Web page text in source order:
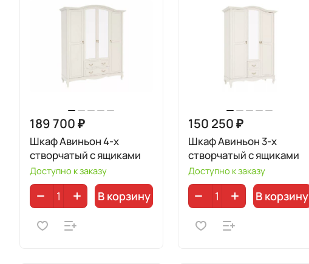
189 700 ₽
Шкаф Авиньон 4-х
створчатый с ящиками
Доступно к заказу
В корзину
150 250 ₽
Шкаф Авиньон 3-х
створчатый с ящиками
Доступно к заказу
В корзину